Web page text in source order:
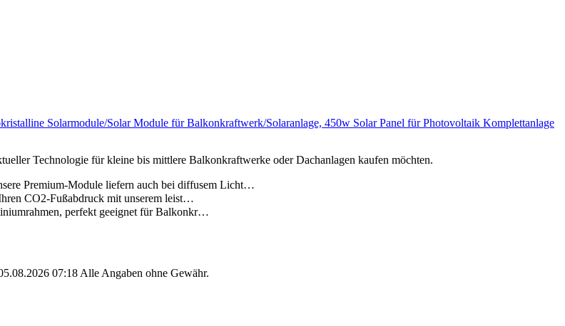
Solarmodule/Solar Module für Balkonkraftwerk/Solaranlage, 450w Solar Panel für Photovoltaik Komplettanlage
Technologie für kleine bis mittlere Balkonkraftwerke oder Dachanlagen kaufen möchten.
Module liefern auch bei diffusem Licht…
CO2-Fußabdruck mit unserem leist…
perfekt geeignet für Balkonkr…
07:18 Alle Angaben ohne Gewähr.